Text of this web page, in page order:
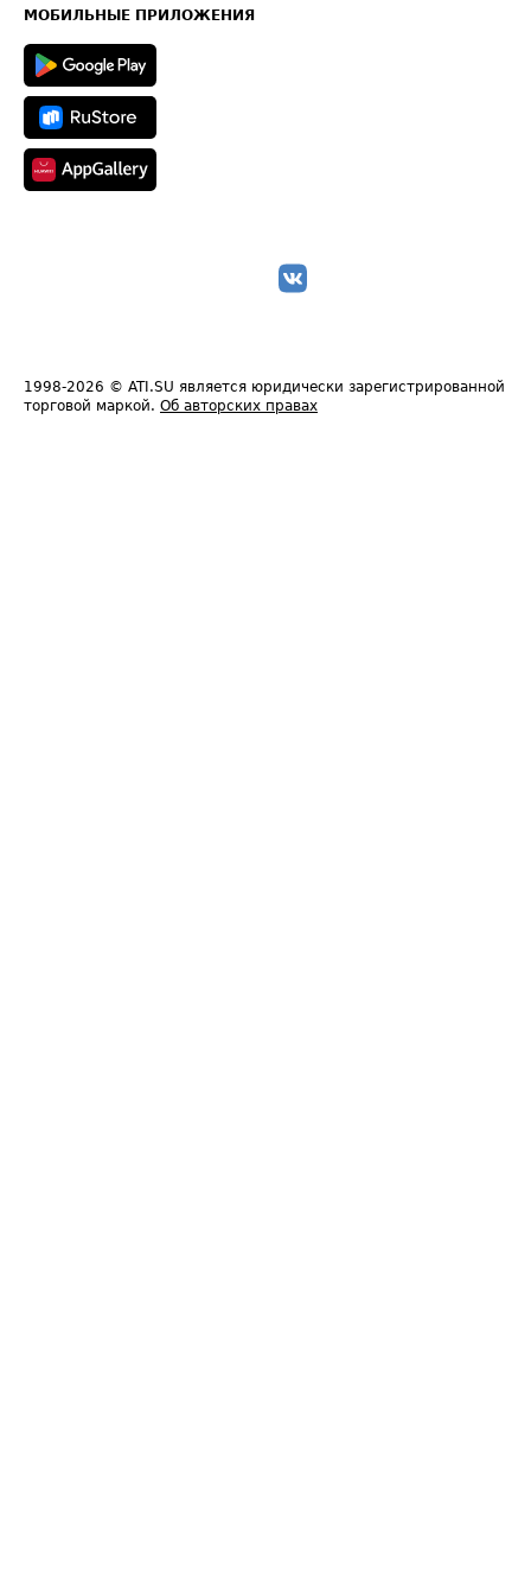
Техническая информация
МОБИЛЬНЫЕ ПРИЛОЖЕНИЯ
1998-2026 © ATI.SU является юридически зарегистрированной
торговой маркой. Об авторских правах